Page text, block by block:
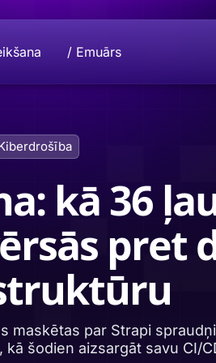
/ Emuārs
Beeble
Misija
Kopīgi uzlabojam privātuma nozari.
tikai jums.
vēlaties veikt ziedojumu? Sazinieties
sniegtu savu ieguldījumu.
kā 36
pret
maskētas par Strapi
šodien aizsargāt savu CI/